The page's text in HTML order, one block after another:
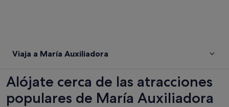
Viaja a María Auxiliadora
Alójate cerca de las atracciones
populares de María Auxiliadora